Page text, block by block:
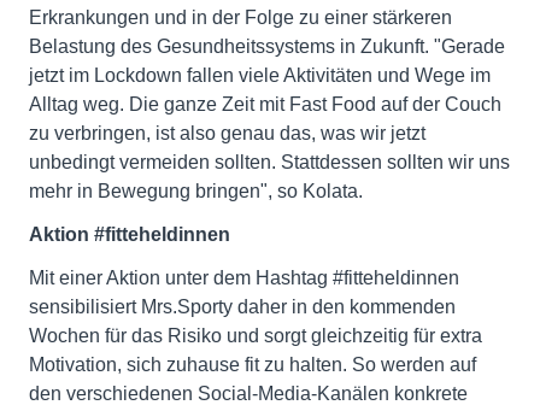
Erkrankungen und in der Folge zu einer stärkeren
Belastung des Gesundheitssystems in Zukunft. "Gerade
jetzt im Lockdown fallen viele Aktivitäten und Wege im
Alltag weg. Die ganze Zeit mit Fast Food auf der Couch
zu verbringen, ist also genau das, was wir jetzt
unbedingt vermeiden sollten. Stattdessen sollten wir uns
mehr in Bewegung bringen", so Kolata.
Aktion #fitteheldinnen
Mit einer Aktion unter dem Hashtag #fitteheldinnen
sensibilisiert Mrs.Sporty daher in den kommenden
Wochen für das Risiko und sorgt gleichzeitig für extra
Motivation, sich zuhause fit zu halten. So werden auf
den verschiedenen Social-Media-Kanälen konkrete